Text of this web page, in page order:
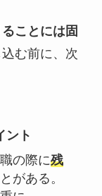
ことには固
む前に、次
ント
の際に残
がある。